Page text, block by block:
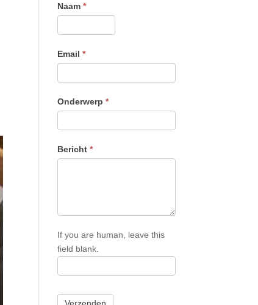
Contact
Naam*
Email*
Onderwerp*
Bericht*
If you are human, leave this
field blank.